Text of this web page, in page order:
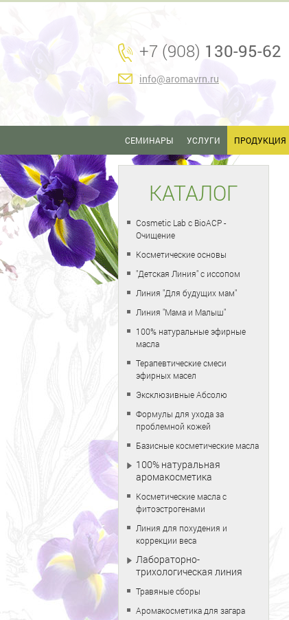
+7 (908) 130-95-62
info@aromavrn.ru
СЕМИНАРЫ УСЛУГИ ПРОДУКЦИЯ
КАТАЛОГ
Cosmetic Lab с BioACP -
Очищение
Косметические основы
"Детская Линия" с иссопом
Линия "Для будущих мам"
Линия "Мама и Малыш"
100% натуральные эфирные
масла
Терапевтические смеси
эфирных масел
Эксклюзивные Абсолю
Формулы для ухода за
проблемной кожей
Базисные косметические масла
100% натуральная
аромакосметика
Косметические масла с
фитоэстрогенами
Линия для похудения и
коррекции веса
Лабораторно-
трихологическая линия
Травяные сборы
Аромакосметика для загара